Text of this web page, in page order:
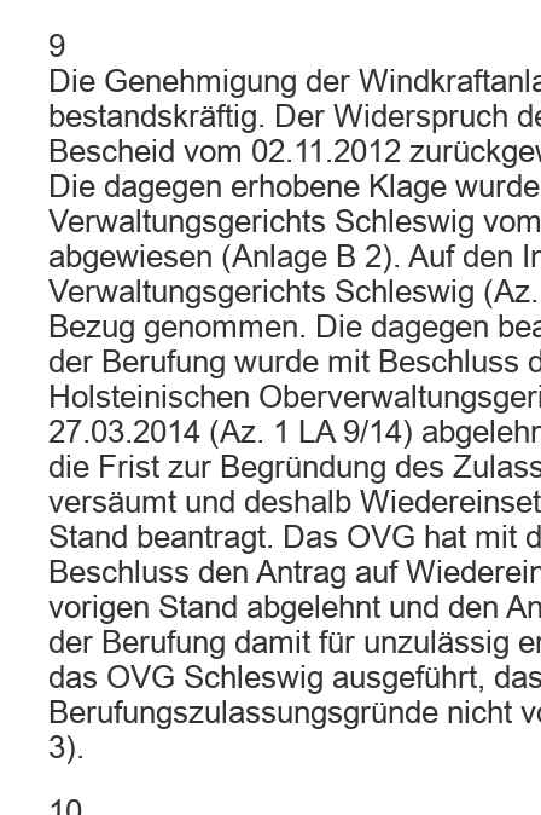
9
Die Genehmigung der
bestandskräftig. Der Widerspruch
Bescheid vom 02.11.2012
Die dagegen erhobene Klage
Verwaltungsgerichts Schleswig
abgewiesen (Anlage B 2). Auf den
Verwaltungsgerichts Schleswig
Bezug genommen. Die dagegen
der Berufung wurde mit Beschluss
Holsteinischen
27.03.2014 (Az. 1 LA 9/14)
die Frist zur Begründung des
versäumt und deshalb
Stand beantragt. Das OVG hat mit
Beschluss den Antrag auf
vorigen Stand abgelehnt und den
der Berufung damit für unzulässig
das OVG Schleswig ausgeführt,
Berufungszulassungsgründe nicht
3).